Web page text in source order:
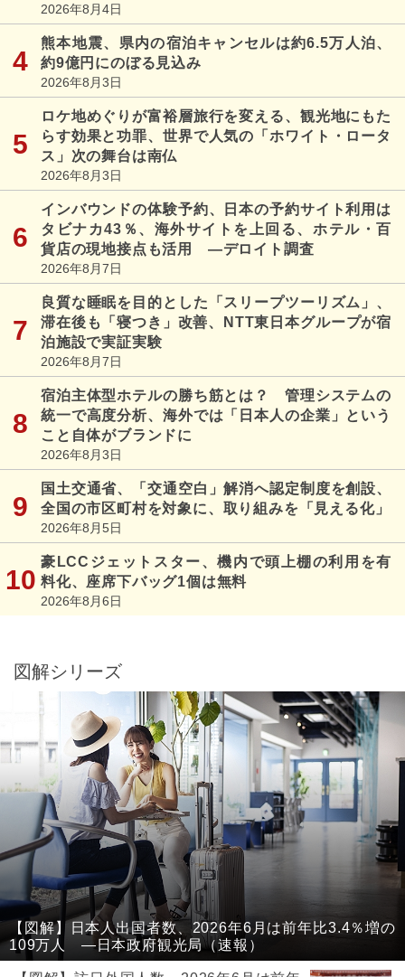
2026年8月4日
熊本地震、県内の宿泊キャンセルは約6.5万人泊、
約9億円にのぼる見込み
2026年8月3日
ロケ地めぐりが富裕層旅行を変える、観光地にもた
らす効果と功罪、世界で人気の「ホワイト・ロータ
ス」次の舞台は南仏
2026年8月3日
インバウンドの体験予約、日本の予約サイト利用は
タビナカ43％、海外サイトを上回る、ホテル・百
貨店の現地接点も活用 ―デロイト調査
2026年8月7日
良質な睡眠を目的とした「スリープツーリズム」、
滞在後も「寝つき」改善、NTT東日本グループが宿
泊施設で実証実験
2026年8月7日
宿泊主体型ホテルの勝ち筋とは？ 管理システムの
統一で高度分析、海外では「日本人の企業」という
こと自体がブランドに
2026年8月3日
国土交通省、「交通空白」解消へ認定制度を創設、
全国の市区町村を対象に、取り組みを「見える化」
2026年8月5日
豪LCCジェットスター、機内で頭上棚の利用を有
料化、座席下バッグ1個は無料
2026年8月6日
図解シリーズ
【図解】日本人出国者数、2026年6月は前年比3.4％増の
109万人 ―日本政府観光局（速報）